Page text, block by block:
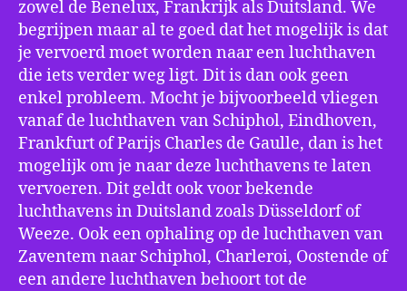
zowel de Benelux, Frankrijk als Duitsland. We
begrijpen maar al te goed dat het mogelijk is dat
je vervoerd moet worden naar een luchthaven
die iets verder weg ligt. Dit is dan ook geen
enkel probleem. Mocht je bijvoorbeeld vliegen
vanaf de luchthaven van Schiphol, Eindhoven,
Frankfurt of Parijs Charles de Gaulle, dan is het
mogelijk om je naar deze luchthavens te laten
vervoeren. Dit geldt ook voor bekende
luchthavens in Duitsland zoals Düsseldorf of
Weeze. Ook een ophaling op de luchthaven van
Zaventem naar Schiphol, Charleroi, Oostende of
een andere luchthaven behoort tot de